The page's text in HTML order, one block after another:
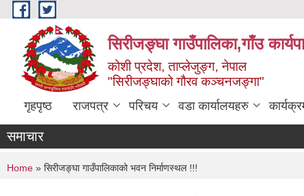
Skip to main content
सिरीजङ्घा गाउँपालिका,गाँउ
कोशी प्रदेश, ताप्लेजुङ्ग, नेपाल
"सिरीजङ्घाको गौरव कञ्चनजङ्गा"
गृहपृष्ठ राजपत्र परिचय वडा कार्यालयहरु
समाचार
You are here
Home » सिरीजङ्घा गाउँपालिकाको भवन निर्माणस्थल !!!